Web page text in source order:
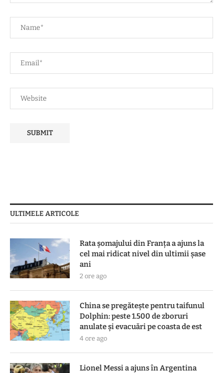
ULTIMELE ARTICOLE
Rata șomajului din Franța a ajuns la
cel mai ridicat nivel din ultimii șase
ani
2 ore ago
China se pregătește pentru taifunul
Dolphin: peste 1.500 de zboruri
anulate și evacuări pe coasta de est
4 ore ago
Lionel Messi a ajuns în Argentina